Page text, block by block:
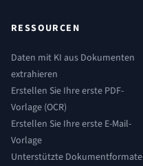
RESSOURCEN
Daten mit KI aus Dokumenten
extrahieren
Erstellen Sie Ihre erste PDF-
Vorlage (OCR)
Erstellen Sie Ihre erste E-Mail-
Vorlage
Unterstützte Dokumentformate